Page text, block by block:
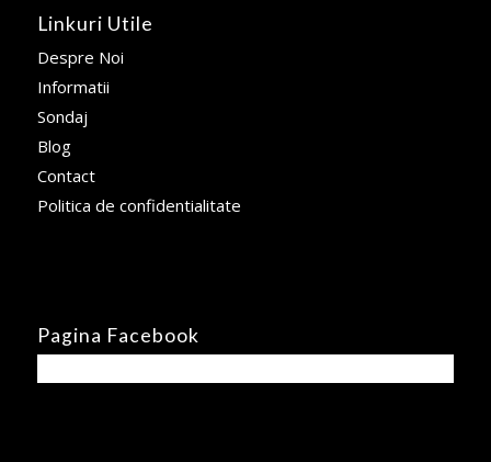
Linkuri Utile
Despre Noi
Informatii
Sondaj
Blog
Contact
Politica de confidentialitate
Pagina Facebook